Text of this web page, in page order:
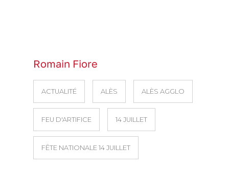
Romain Fiore
ACTUALITÉ ALÈS ALÈS AGGLO
FEU D'ARTIFICE 14 JUILLET
FÊTE NATIONALE 14 JUILLET